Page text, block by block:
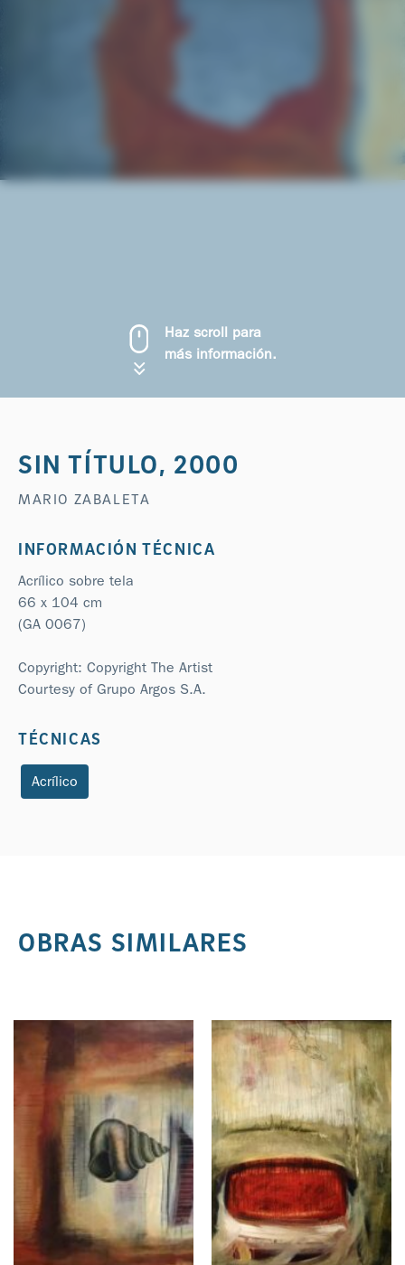
Haz scroll para
más información.
SIN TÍTULO, 2000
MARIO ZABALETA
INFORMACIÓN TÉCNICA
Acrílico sobre tela
66 x 104 cm
(GA 0067)
Copyright: Copyright The Artist
Courtesy of Grupo Argos S.A.
TÉCNICAS
Acrílico
OBRAS SIMILARES